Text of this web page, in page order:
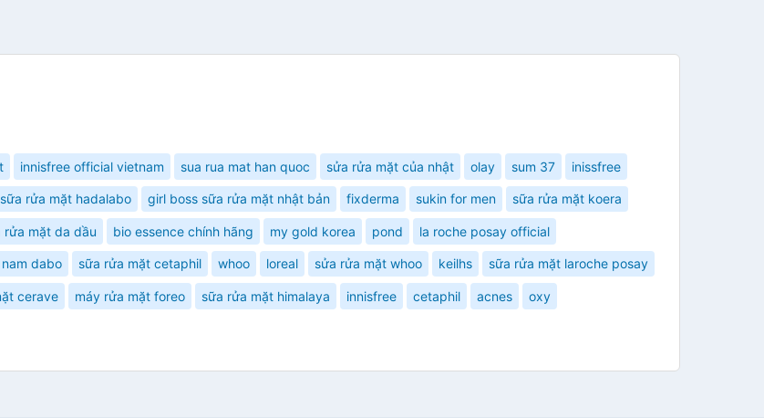
innisfree official vietnam sua rua mat han quoc sửa rửa mặt của nhật olay sum 37 inissfree
sữa rửa mặt hadalabo girl boss sữa rửa mặt nhật bản fixderma sukin for men sữa rửa mặt koera
rửa mặt da dầu bio essence chính hãng my gold korea pond la roche posay official
dabo sữa rửa mặt cetaphil whoo loreal sửa rửa mặt whoo keilhs sữa rửa mặt laroche posay
cerave máy rửa mặt foreo sữa rửa mặt himalaya innisfree cetaphil acnes oxy